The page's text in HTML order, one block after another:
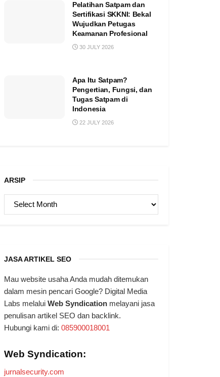
Pelatihan Satpam dan
Sertifikasi SKKNI: Bekal
Wujudkan Petugas
Keamanan Profesional
30 JULY 2026
Apa Itu Satpam?
Pengertian, Fungsi, dan
Tugas Satpam di
Indonesia
22 JULY 2026
ARSIP
ARSIP
JASA ARTIKEL SEO
Mau website usaha Anda mudah ditemukan
dalam mesin pencari Google? Digital Media
Labs melalui Web Syndication melayani jasa
penulisan artikel SEO dan backlink.
Hubungi kami di: 085900018001
Web Syndication:
jurnalsecurity.com